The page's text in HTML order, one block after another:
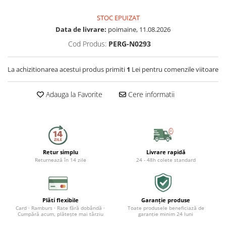
Ondulatoare
Epilatoare
Aparate de tuns & ras
Cantare corporale
Mobilier pentru baie
STOC EPUIZAT
Data de livrare: poimaine, 11.08.2026
Cod Produs: PERG-N0293
La achizitionarea acestui produs primiti 1 Lei pentru comenzile viitoare
Adauga la Favorite Cere informatii
Retur simplu
Returnează în 14 zile
Livrare rapidă
24 - 48h colete standard
Plăti flexibile
Card · Ramburs · Rate fără dobândă ·
Cumpără acum, plătește mai târziu
Garanție produse
Toate produsele beneficiază de
garanție minim 24 luni